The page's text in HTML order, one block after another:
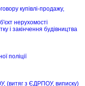
купівлі-продажу,
нерухомості
і закінчення будівництва
поліції
(витяг з ЄДРПОУ, виписку)